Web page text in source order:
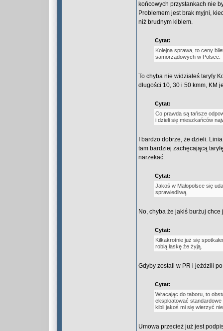
końcowych przystankach nie
Problemem jest brak myjni,
niż brudnym kiblem.
Cytat:
Kolejna sprawa, to ceny
samorządowych w Polsce.
To chyba nie widziałeś taryfy
długości 10, 30 i 50 kmm, KM
Cytat:
Co prawda są tańsze
i dzieli się mieszkańców
I bardzo dobrze, że dzieli.
tam bardziej zachęcającą
narzekać.
Cytat:
Jakoś w Małopolsce się
sprawiedliwą,
No, chyba że jakiś burżuj
Cytat:
Kilkakrotnie już się
robią łaskę że żyją.
Gdyby zostali w PR i jeździli
Cytat:
Wracając do taboru, to
eksploatować
kibli jakoś mi się wierzyć
Umowa przecież już jest